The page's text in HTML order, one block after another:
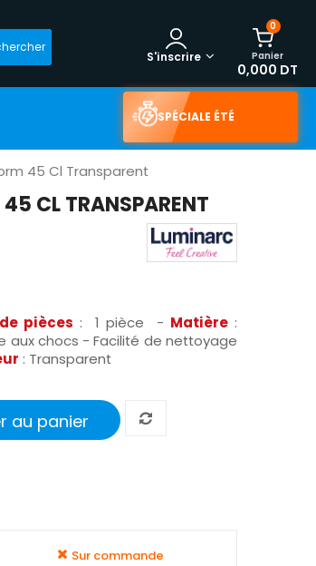
0
Panier
0,000 DT
S'inscrire
SPÉCIALE ÉTÉ
45 Cl Transparent
CL TRANSPARENT
pièces : 1 pièce - Matière :
aux chocs - Facilité de nettoyage
: Transparent
au panier
Sur commande